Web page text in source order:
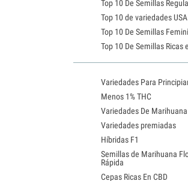
Top 10 De Semillas
Top 10 de variedades USA
Top 10 De Semillas
Top 10 De Semillas Ricas
Variedades Para
Menos 1% THC
Variedades De
Variedades premiadas
Híbridas F1
Semillas de Marihuana
Rápida
Cepas Ricas En CBD